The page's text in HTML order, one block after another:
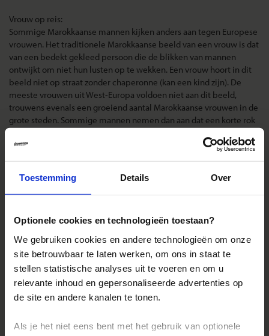
Toestemming Details Over
Optionele cookies en technologieën toestaan?
We gebruiken cookies en andere technologieën om onze
site betrouwbaar te laten werken, om ons in staat te
stellen statistische analyses uit te voeren en om u
relevante inhoud en gepersonaliseerde advertenties op
de site en andere kanalen te tonen.
Als je het niet eens bent met het gebruik van optionele
Vrouw op reis:
Sommige Marokkaanse mannen kijken anders aan tegen Europese
vrouwen. Het traditionele Marokkaanse beeld van een vrouw is dat
van een bedekt gekleed persoon die de blikken van mannen
ontwijkt om niet hun lusten op te wekken. Een vrouw hoort in dit
beeld niet op straat zonder chaperonne (kan een kind zijn). De
meeste vrouwen uit West-Europa voldoen niet aan dit beeld,
trouwens evenals een groeiend aantal Marokkaanse vrouwen in de
grote steden. Sommige mannen nemen dan aan dat een korte rok
zeker van haar zaak voelt kan beter in gezelschap op pad gaan.
is de kans groot dat je bijval krijgt.
Reizen met Shoestring
De belangrijkste info op een rij
Bestemmingen